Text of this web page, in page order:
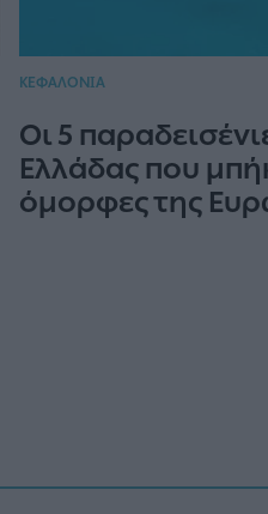
ΚΕΦΑΛΟΝΙΑ
Οι 5
Ελλάδας που
όμορφες της